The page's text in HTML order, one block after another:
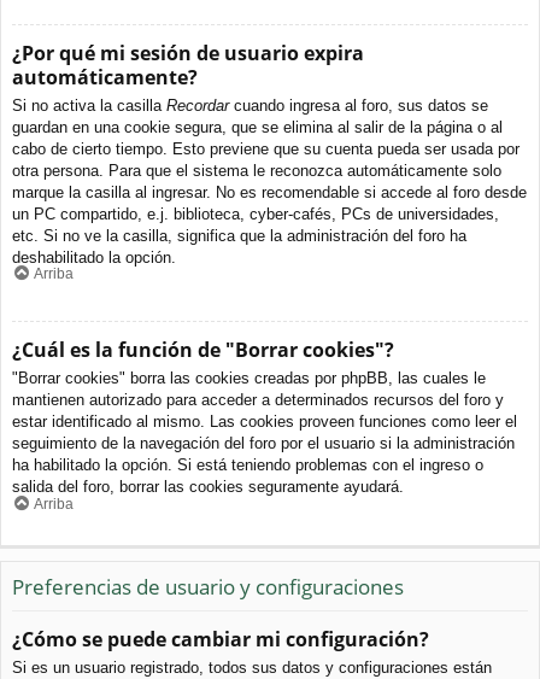
¿Por qué mi sesión de usuario expira
automáticamente?
Si no activa la casilla Recordarcuando ingresa al foro, sus datos se
guardan en una cookie segura, que se elimina al salir de la página o al
cabo de cierto tiempo. Esto previene que su cuenta pueda ser usada por
otra persona. Para que el sistema le reconozca automáticamente solo
marque la casilla al ingresar. No es recomendable si accede al foro desde
un PC compartido, e.j. biblioteca, cyber-cafés, PCs de universidades,
etc. Si no ve la casilla, significa que la administración del foro ha
deshabilitado la opción.
Arriba
¿Cuál es la función de "Borrar cookies"?
"Borrar cookies" borra las cookies creadas por phpBB, las cuales le
mantienen autorizado para acceder a determinados recursos del foro y
estar identificado al mismo. Las cookies proveen funciones como leer el
seguimiento de la navegación del foro por el usuario si la administración
ha habilitado la opción. Si está teniendo problemas con el ingreso o
salida del foro, borrar las cookies seguramente ayudará.
Arriba
Preferencias de usuario y configuraciones
¿Cómo se puede cambiar mi configuración?
Si es un usuario registrado, todos sus datos y configuraciones están